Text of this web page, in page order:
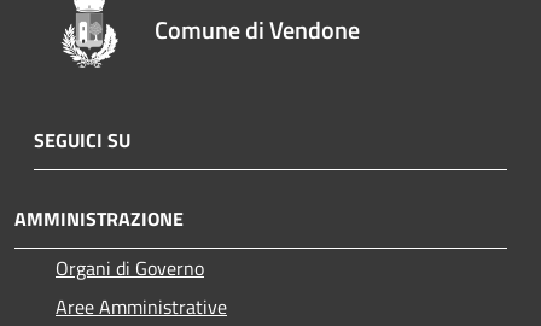
Comune di Vendone
SEGUICI SU
AMMINISTRAZIONE
Organi di Governo
Aree Amministrative